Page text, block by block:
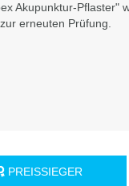
Akupunktur-Pflaster"
erneuten Prüfung.